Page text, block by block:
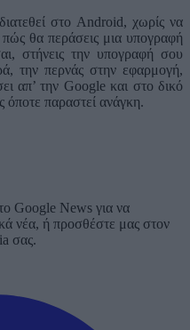
στο Android, χωρίς να
πώς θα περάσεις μια υπογραφή
στήνεις την υπογραφή σου
την περνάς στην εφαρμογή,
απ’ την Google και στο δικό
όποτε παραστεί ανάγκη.
Google News για να
νέα, ή προσθέστε μας στον
σας.